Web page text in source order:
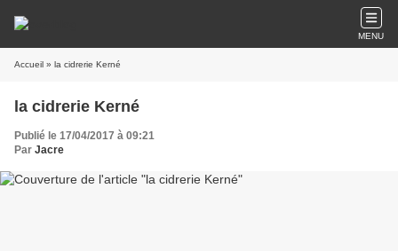
MENU
Accueil » la cidrerie Kerné
la cidrerie Kerné
Publié le 17/04/2017 à 09:21
Par Jacre